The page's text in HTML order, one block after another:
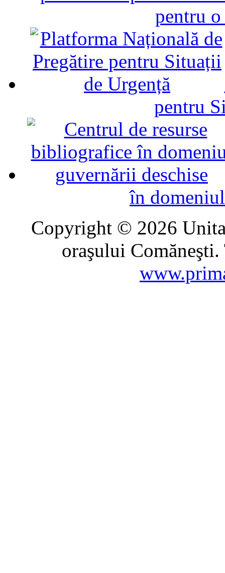
pentru
pentru
în
Copyright © 2026
oraşului